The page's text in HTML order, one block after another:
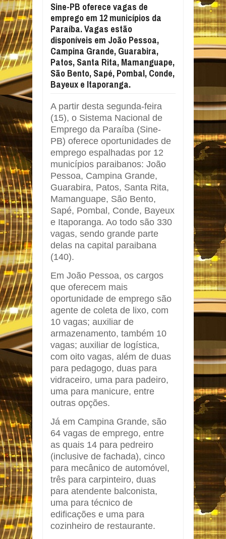
Sine-PB oferece vagas de
emprego em 12 municípios da
Paraíba. Vagas estão
disponíveis em João Pessoa,
Campina Grande, Guarabira,
Patos, Santa Rita, Mamanguape,
São Bento, Sapé, Pombal, Conde,
Bayeux e Itaporanga.
A partir desta segunda-feira
(15), o Sistema Nacional de
Emprego da Paraíba (Sine-
PB) oferece oportunidades de
emprego espalhadas por 12
municípios paraibanos: João
Pessoa, Campina Grande,
Guarabira, Patos, Santa Rita,
Mamanguape, São Bento,
Sapé, Pombal, Conde, Bayeux
e Itaporanga. Ao todo são 330
vagas, sendo grande parte
delas na capital paraibana
(140).
Em João Pessoa, os cargos
que oferecem mais
oportunidade de emprego são
agente de coleta de lixo, com
10 vagas; auxiliar de
armazenamento, também 10
vagas; auxiliar de logística,
com oito vagas, além de duas
para pedagogo, duas para
vidraceiro, uma para padeiro,
uma para manicure, entre
outras opções.
Já em Campina Grande, são
64 vagas de emprego, entre
as quais 14 para pedreiro
(inclusive de fachada), cinco
para mecânico de automóvel,
três para carpinteiro, duas
para atendente balconista,
uma para técnico de
edificações e uma para
cozinheiro de restaurante.